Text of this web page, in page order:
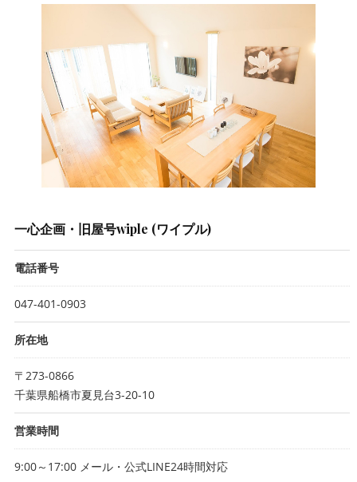
一心企画・旧屋号wiple (ワイプル)
電話番号
047-401-0903
所在地
〒273-0866
千葉県船橋市夏見台3-20-10
営業時間
9:00～17:00 メール・公式LINE24時間対応